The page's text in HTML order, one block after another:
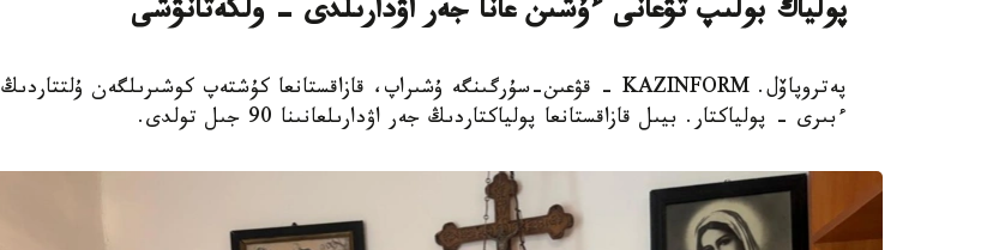
پولياك بولىپ تۋعانى ءۇشىن عانا جەر اۋدارىلدى - ولكەتانۋشى
پەتروپاۆل. KAZINFORM - قۋعىن-سۇرگىنگە ۇشىراپ، قازاقستانعا كۇشتەپ كوشىرىلگەن ۇلتتاردىڭ
ءبىرى - پولياكتار. بيىل قازاقستانعا پولياكتاردىڭ جەر اۋدارىلعانىنا 90 جىل تولدى.